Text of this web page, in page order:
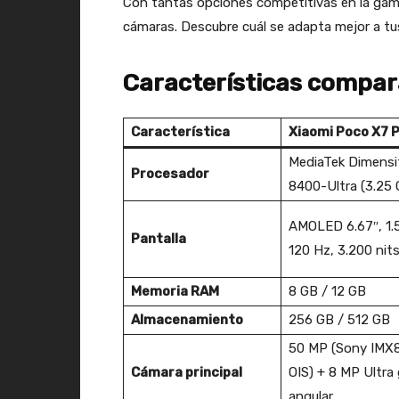
cámaras. Descubre cuál se adapta mejor a
Características
Característica Xiaomi Poco X7
Procesador
MediaTek
8400-Ultra (3.25
Pantalla
AMOLED 6.67″,
120 Hz, 3.200 nits
Memoria RAM
8 GB / 12 GB
Almacenamiento
256 GB / 512 GB
Cámara principal
50 MP (Sony
OIS) + 8 MP Ultra